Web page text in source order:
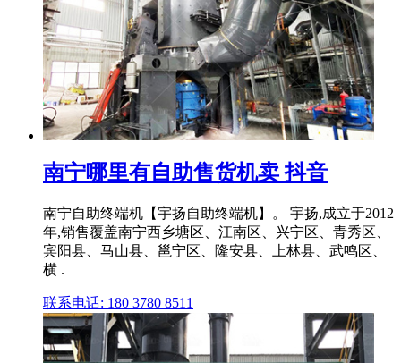
南宁哪里有自助售货机卖 抖音
南宁自助终端机【宇扬自助终端机】。 宇扬,成立于2012
年,销售覆盖南宁西乡塘区、江南区、兴宁区、青秀区、
宾阳县、马山县、邕宁区、隆安县、上林县、武鸣区、
横 .
联系电话: 180 3780 8511